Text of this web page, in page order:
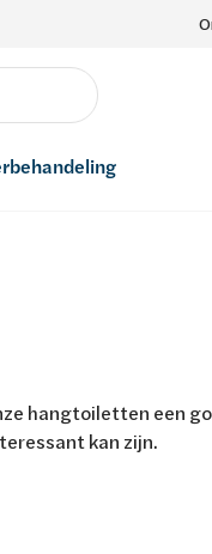
hangtoiletten een
kan zijn.